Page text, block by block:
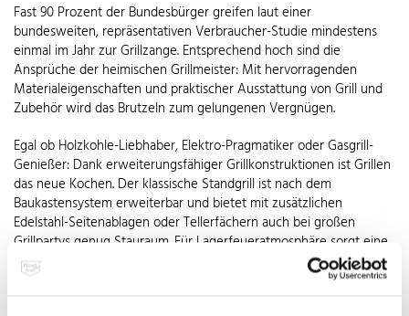
Fast 90 Prozent der Bundesbürger greifen laut einer
bundesweiten, repräsentativen Verbraucher-Studie mindestens
einmal im Jahr zur Grillzange. Entsprechend hoch sind die
Ansprüche der heimischen Grillmeister: Mit hervorragenden
Materialeigenschaften und praktischer Ausstattung von Grill und
Zubehör wird das Brutzeln zum gelungenen Vergnügen.
Egal ob Holzkohle-Liebhaber, Elektro-Pragmatiker oder Gasgrill-
Genießer: Dank erweiterungsfähiger Grillkonstruktionen ist Grillen
das neue Kochen. Der klassische Standgrill ist nach dem
Baukastensystem erweiterbar und bietet mit zusätzlichen
Edelstahl-Seitenablagen oder Tellerfächern auch bei großen
Grillpartys genug Stauraum. Für Lagerfeueratmosphäre sorgt eine
höhenverstellbare Feuerschale im Schwenkgrill. Grillprofis setzen
vom Grillrost über die Bauteile bis zur letzten Schraube auf